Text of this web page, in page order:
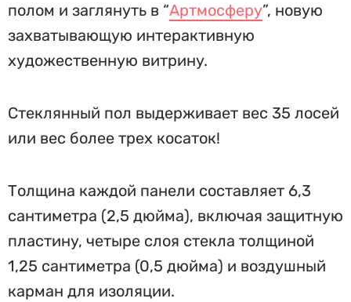
полом и заглянуть в “Артмосферу”, новую
захватывающую интерактивную
художественную витрину.
Стеклянный пол выдерживает вес 35 лосей
или вес более трех косаток!
Толщина каждой панели составляет 6,3
сантиметра (2,5 дюйма), включая защитную
пластину, четыре слоя стекла толщиной
1,25 сантиметра (0,5 дюйма) и воздушный
карман для изоляции.